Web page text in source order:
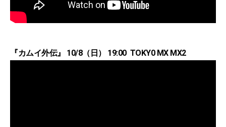
『カムイ外伝』 10/8（日） 19:00 TOKY0 MX MX2